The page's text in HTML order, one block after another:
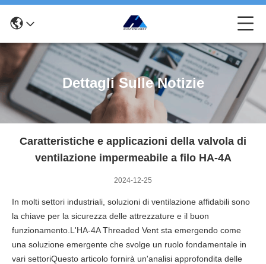
Dettagli Sulle Notizie
Caratteristiche e applicazioni della valvola di
ventilazione impermeabile a filo HA-4A
2024-12-25
In molti settori industriali, soluzioni di ventilazione affidabili sono
la chiave per la sicurezza delle attrezzature e il buon
funzionamento.L'HA-4A Threaded Vent sta emergendo come
una soluzione emergente che svolge un ruolo fondamentale in
vari settoriQuesto articolo fornirà un'analisi approfondita delle